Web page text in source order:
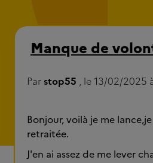
Manque de
Parstop55 , le 13/02/2025
Bonjour, voilà je me
retraitée.
J'en ai assez de me lever